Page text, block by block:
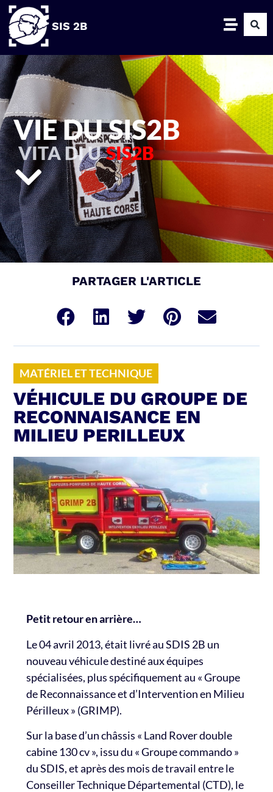
SIS 2B
VIE DU SIS2B
VITA DI U SIS2B
PARTAGER L'ARTICLE
MATÉRIEL ET TECHNIQUE
VÉHICULE DU GROUPE DE
RECONNAISANCE EN
MILIEU PERILLEUX
Petit retour en arrière…
Le 04 avril 2013, était livré au SDIS 2B un
nouveau véhicule destiné aux équipes
spécialisées, plus spécifiquement au « Groupe
de Reconnaissance et d’Intervention en Milieu
Périlleux » (GRIMP).
Sur la base d’un châssis « Land Rover double
cabine 130 cv », issu du « Groupe commando »
du SDIS, et après des mois de travail entre le
Conseiller Technique Départemental (CTD), le